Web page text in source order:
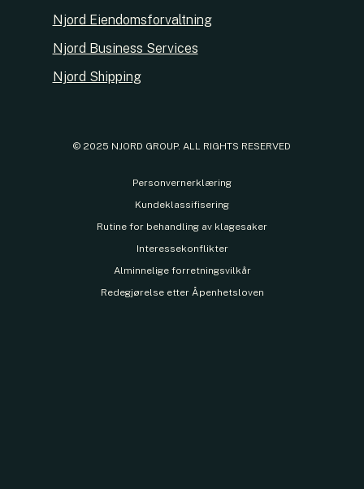
Njord Eiendomsforvaltning
Njord Business Services
Njord Shipping
© 2025 NJORD GROUP. ALL RIGHTS RESERVED
Personvernerklæring
Kundeklassifisering
Rutine for behandling av klagesaker
Interessekonflikter
Alminnelige forretningsvilkår
Redegjørelse etter Åpenhetsloven